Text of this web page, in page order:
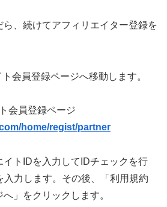
、続けてアフィリエイター登録を
会員登録ページへ移動します。
会員登録ページ
home/regist/partner
トIDを入力してIDチェックを行
入力します。その後、「利用規約
」をクリックします。